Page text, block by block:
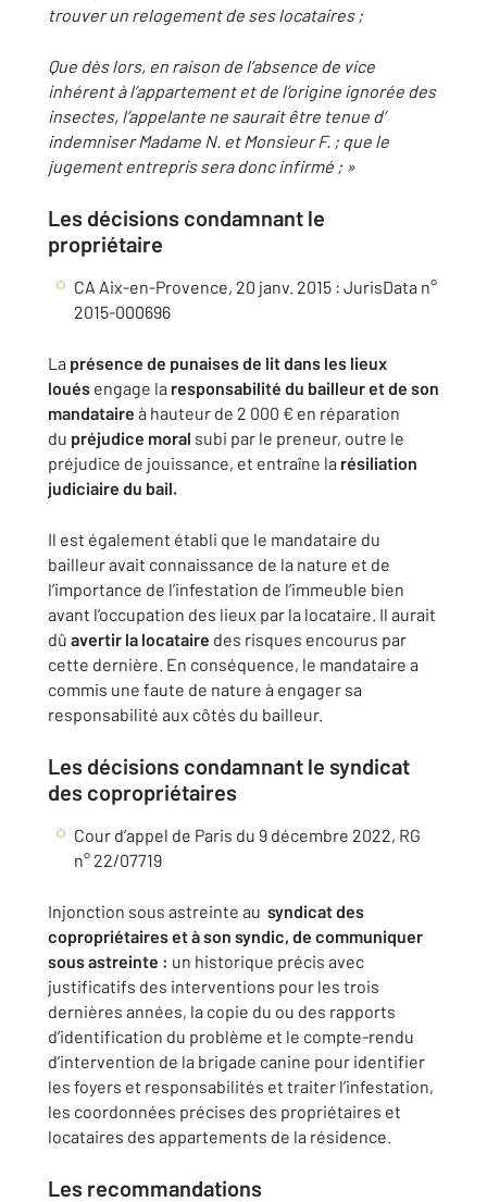
trouver un relogement de ses locataires ;
Que dès lors, en raison de l’absence de vice
inhérent à l’appartement et de l’origine ignorée des
insectes, l’appelante ne saurait être tenue d’
indemniser Madame N. et Monsieur F. ; que le
jugement entrepris sera donc infirmé ; »
Les décisions condamnant le
propriétaire
CA Aix-en-Provence, 20 janv. 2015 : JurisData n°
2015-000696
La présence de punaises de lit dans les lieux
loués engage la responsabilité du bailleur et de son
mandataire à hauteur de 2 000 € en réparation
du préjudice moral subi par le preneur, outre le
préjudice de jouissance, et entraîne la résiliation
judiciaire du bail.
Il est également établi que le mandataire du
bailleur avait connaissance de la nature et de
l’importance de l’infestation de l’immeuble bien
avant l’occupation des lieux par la locataire. Il aurait
dû avertir la locataire des risques encourus par
cette dernière. En conséquence, le mandataire a
commis une faute de nature à engager sa
responsabilité aux côtés du bailleur.
Les décisions condamnant le syndicat
des copropriétaires
Cour d’appel de Paris du 9 décembre 2022, RG
n° 22/07719
Injonction sous astreinte au syndicat des
copropriétaires et à son syndic, de communiquer
sous astreinte : un historique précis avec
justificatifs des interventions pour les trois
dernières années, la copie du ou des rapports
d’identification du problème et le compte-rendu
d’intervention de la brigade canine pour identifier
les foyers et responsabilités et traiter l’infestation,
les coordonnées précises des propriétaires et
locataires des appartements de la résidence.
Les recommandations